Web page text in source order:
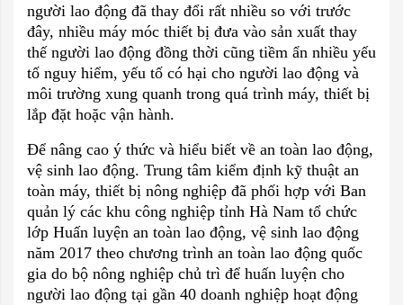
người lao động đã thay đổi rất nhiều so với trước
đây, nhiều máy móc thiết bị đưa vào sản xuất thay
thế người lao động đồng thời cũng tiềm ẩn nhiều yếu
tố nguy hiểm, yếu tố có hại cho người lao động và
môi trường xung quanh trong quá trình máy, thiết bị
lắp đặt hoặc vận hành.
Để nâng cao ý thức và hiểu biết về an toàn lao động,
vệ sinh lao động. Trung tâm kiểm định kỹ thuật an
toàn máy, thiết bị nông nghiệp đã phối hợp với Ban
quản lý các khu công nghiệp tỉnh Hà Nam tổ chức
lớp Huấn luyện an toàn lao động, vệ sinh lao động
năm 2017 theo chương trình an toàn lao động quốc
gia do bộ nông nghiệp chủ trì để huấn luyện cho
người lao động tại gần 40 doanh nghiệp hoạt động